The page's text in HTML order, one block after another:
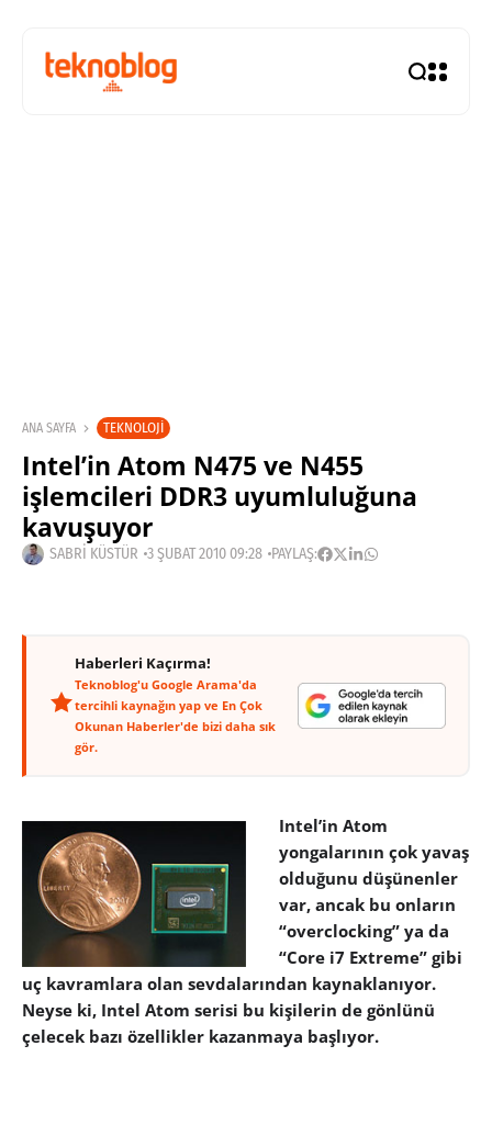
ANA SAYFA TEKNOLOJI
Intel’in Atom N475 ve N455
işlemcileri DDR3 uyumluluğuna
kavuşuyor
SABRI KÜSTÜR 3 ŞUBAT 2010 09:28 PAYLAŞ:
Haberleri Kaçırma!
Teknoblog'u Google Arama'da
tercihli kaynağın yap ve En Çok
Okunan Haberler'de bizi daha sık
gör.
Intel’in Atom
yongalarının çok yavaş
olduğunu düşünenler
var, ancak bu onların
“overclocking” ya da
“Core i7 Extreme” gibi
uç kavramlara olan sevdalarından kaynaklanıyor.
Neyse ki, Intel Atom serisi bu kişilerin de gönlünü
çelecek bazı özellikler kazanmaya başlıyor.